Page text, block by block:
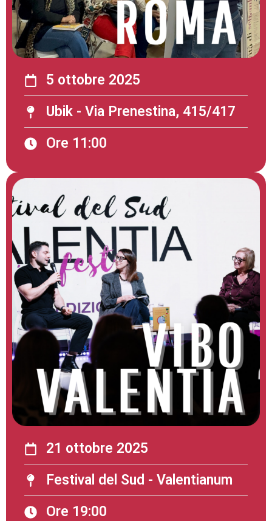
5 ottobre 2025
Ubik - Via Prenestina, 415/417
Ore 11:00
21 ottobre 2025
Festival del Sud - Valentianum
Ore 19:00